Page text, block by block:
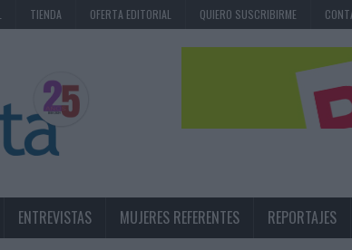
TIENDA OFERTA EDITORIAL QUIERO SUSCRIBIRME
ENTREVISTAS MUJERES REFERENTES REPORTAJES